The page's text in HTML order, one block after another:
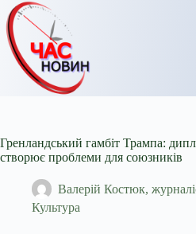
Перейти
до
вмісту
Гренландський гамбіт Трампа:
створює проблеми для союзників
Валерій Костюк,
Культура